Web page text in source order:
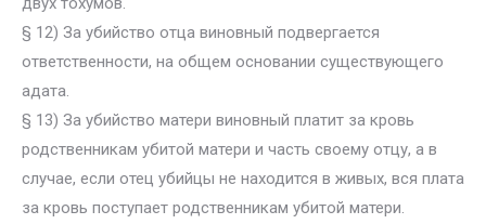
§ 12) За убийство отца виновный подвергается
ответственности, на общем основании существующего
адата.
§ 13) За убийство матери виновный платит за кровь
родственникам убитой матери и часть своему отцу, а в
случае, если отец убийцы не находится в живых, вся плата
за кровь поступает родственникам убитой матери.